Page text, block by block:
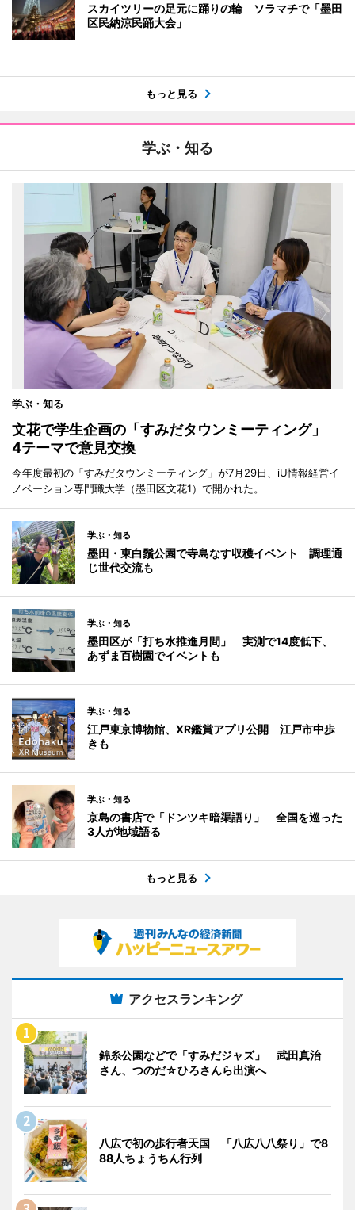
スカイツリーの足元に踊りの輪 ソラマチで「墨田
区民納涼民踊大会」
もっと見る
学ぶ・知る
学ぶ・知る
文花で学生企画の「すみだタウンミーティング」
4テーマで意見交換
今年度最初の「すみだタウンミーティング」が7月29日、iU情報経営イ
ノベーション専門職大学（墨田区文花1）で開かれた。
学ぶ・知る
墨田・東白鬚公園で寺島なす収穫イベント 調理通
じ世代交流も
学ぶ・知る
墨田区が「打ち水推進月間」 実測で14度低下、
あずま百樹園でイベントも
学ぶ・知る
江戸東京博物館、XR鑑賞アプリ公開 江戸市中歩
きも
学ぶ・知る
京島の書店で「ドンツキ暗渠語り」 全国を巡った
3人が地域語る
もっと見る
アクセスランキング
錦糸公園などで「すみだジャズ」 武田真治
さん、つのだ☆ひろさんら出演へ
八広で初の歩行者天国 「八広八八祭り」で8
88人ちょうちん行列